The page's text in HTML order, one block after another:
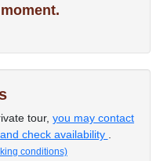
tour, you may contact
check availability
conditions)